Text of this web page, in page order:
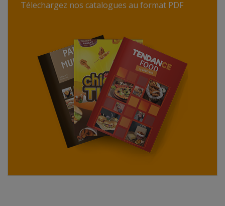
Télechargez nos catalogues au format PDF